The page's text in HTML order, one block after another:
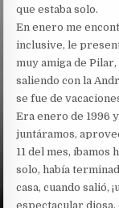
que estaba solo.
En enero me
inclusive, le
muy amiga de
saliendo con la
se fue de
Era enero de 1996
juntáramos,
11 del mes, íbamos
solo, había
casa, cuando salió,
espectacular diosa,